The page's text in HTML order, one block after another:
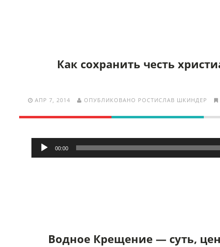
Как сохранить честь
АПР 7, 2014 ОПУБЛИКОВАНО РОСТИСЛАВ ШКИНДЕР
Аудиоплеер
00:00
Водное Крещение — суть,